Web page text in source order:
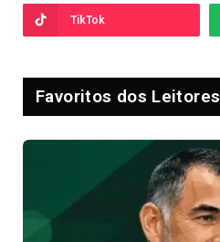
TikTok
Favoritos dos Leitores